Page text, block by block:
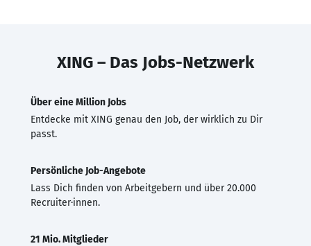
XING – Das Jobs-Netzwerk
Über eine Million Jobs
Entdecke mit XING genau den Job, der wirklich zu Dir
passt.
Persönliche Job-Angebote
Lass Dich finden von Arbeitgebern und über 20.000
Recruiter·innen.
21 Mio. Mitglieder